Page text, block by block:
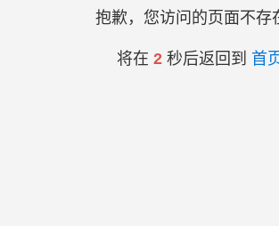
抱歉，您访问的页面不存
将在 2秒后返回到 首